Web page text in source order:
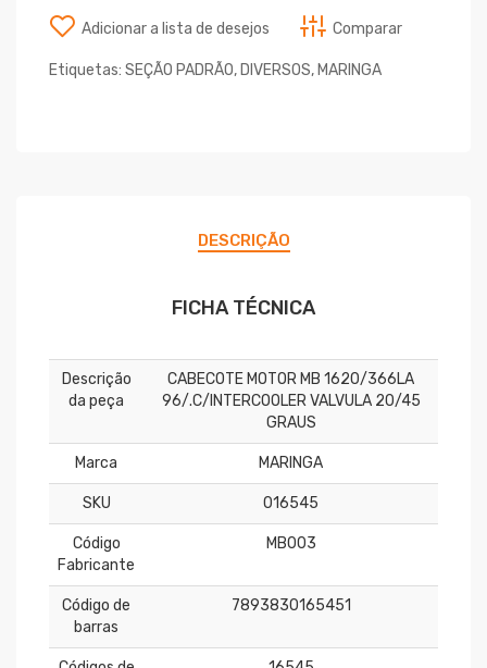
Adicionar a lista de desejos Comparar
Etiquetas: SEÇÃO PADRÃO, DIVERSOS, MARINGA
DESCRIÇÃO
FICHA TÉCNICA
Descrição
da peça
CABECOTE MOTOR MB 1620/366LA
96/.C/INTERCOOLER VALVULA 20/45
GRAUS
Marca MARINGA
SKU 016545
Código
Fabricante
MB003
Código de
barras
7893830165451